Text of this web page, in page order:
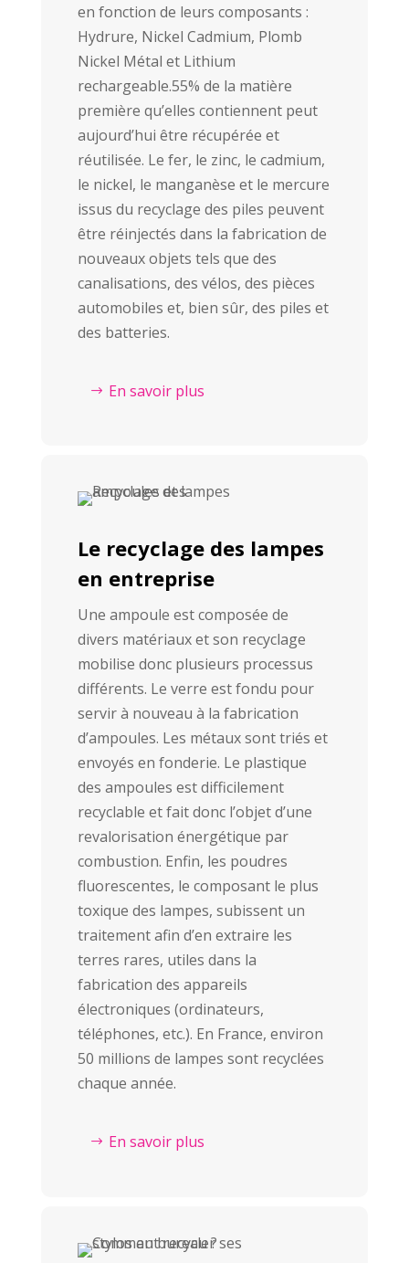
en fonction de leurs composants :
Hydrure, Nickel Cadmium, Plomb
Nickel Métal et Lithium
rechargeable.55% de la matière
première qu’elles contiennent peut
aujourd’hui être récupérée et
réutilisée. Le fer, le zinc, le cadmium,
le nickel, le manganèse et le mercure
issus du recyclage des piles peuvent
être réinjectés dans la fabrication de
nouveaux objets tels que des
canalisations, des vélos, des pièces
automobiles et, bien sûr, des piles et
des batteries.
En savoir plus
Le recyclage des lampes
en entreprise
Une ampoule est composée de
divers matériaux et son recyclage
mobilise donc plusieurs processus
différents. Le verre est fondu pour
servir à nouveau à la fabrication
d’ampoules. Les métaux sont triés et
envoyés en fonderie. Le plastique
des ampoules est difficilement
recyclable et fait donc l’objet d’une
revalorisation énergétique par
combustion. Enfin, les poudres
fluorescentes, le composant le plus
toxique des lampes, subissent un
traitement afin d’en extraire les
terres rares, utiles dans la
fabrication des appareils
électroniques (ordinateurs,
téléphones, etc.). En France, environ
50 millions de lampes sont recyclées
chaque année.
En savoir plus